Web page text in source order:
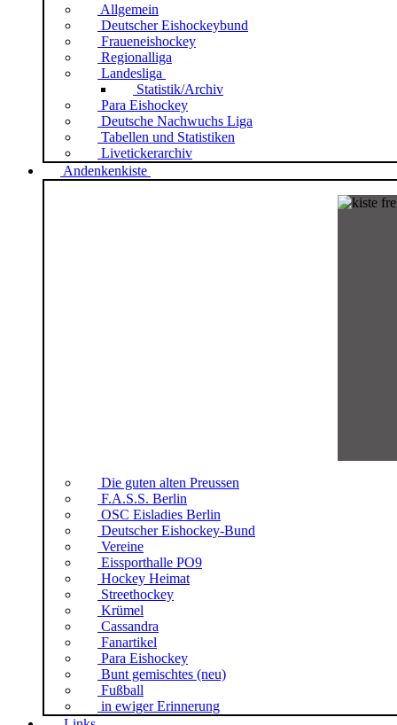
Allgemein
Deutscher Eishockeybund
Fraueneishockey
Regionalliga
Landesliga
Statistik/Archiv
Para Eishockey
Deutsche Nachwuchs Liga
Tabellen und Statistiken
Livetickerarchiv
Andenkenkiste
Die guten alten Preussen
F.A.S.S. Berlin
OSC Eisladies Berlin
Deutscher Eishockey-Bund
Vereine
Eissporthalle PO9
Hockey Heimat
Streethockey
Krümel
Cassandra
Fanartikel
Para Eishockey
Bunt gemischtes (neu)
Fußball
in ewiger Erinnerung